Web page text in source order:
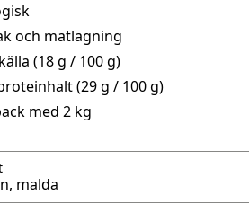
och matlagning
(18 g / 100 g)
(29 g / 100 g)
med 2 kg